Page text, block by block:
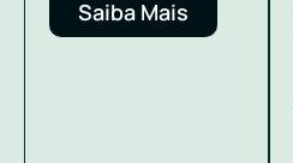
Saiba Mais